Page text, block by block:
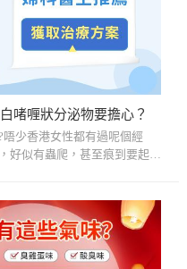
啫喱狀分泌物要擔心？
少香港女性都有過呢個經
好似有蟲爬，甚至痕到要起身